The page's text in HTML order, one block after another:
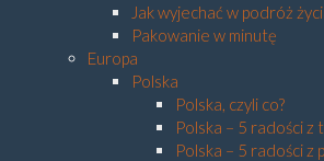
Jak wyjechać w podróż
Pakowanie w minutę
Europa
Polska
Polska, czyli co?
Polska – 5 radości z
Polska – 5 radości z